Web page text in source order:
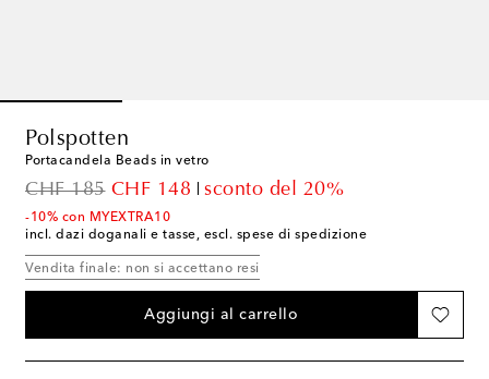
Polspotten
Portacandela Beads in vetro
CHF 185
original priceCHF 148
discount pricesconto del 20%
-10% con MYEXTRA10
incl. dazi doganali e tasse, escl. spese di spedizione
Vendita finale: non si accettano resi
Aggiungi al carrello